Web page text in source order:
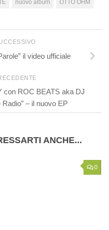
nuovo album OTTO OHM
il video ufficiale
con ROC BEATS aka DJ
– il nuovo EP
ANCHE...
0